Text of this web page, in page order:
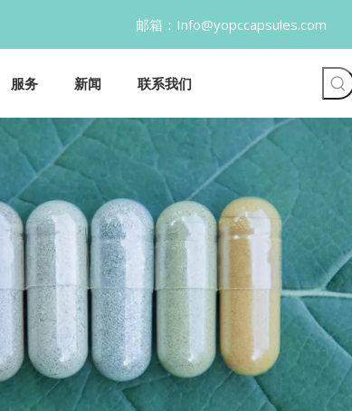
Info@yopccapsules.com
服务 新闻 联系我们